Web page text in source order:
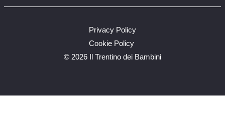
© 2026 Il Trentino dei Bambini
Privacy Policy
Cookie Policy